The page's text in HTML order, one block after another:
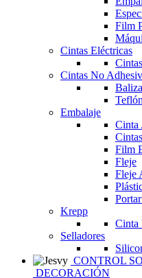
Film
Cintas Eléctricas
Cintas No
Embalaje
Cinta
Film
Fleje
Fleje
Krepp
Cinta
Selladores
CONTROL
DECORACIÓN